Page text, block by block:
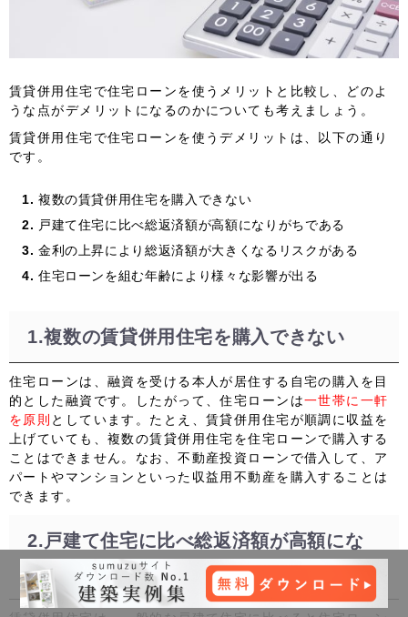
賃貸併用住宅で住宅ローンを使うメリットと比較し、どのよ
うな点がデメリットになるのかについても考えましょう。
賃貸併用住宅で住宅ローンを使うデメリットは、以下の通り
です。
複数の賃貸併用住宅を購入できない
戸建て住宅に比べ総返済額が高額になりがちである
金利の上昇により総返済額が大きくなるリスクがある
住宅ローンを組む年齢により様々な影響が出る
1.複数の賃貸併用住宅を購入できない
住宅ローンは、融資を受ける本人が居住する自宅の購入を目
的とした融資です。したがって、住宅ローンは一世帯に一軒
を原則 としています。たとえ、賃貸併用住宅が順調に収益を
上げていても、複数の賃貸併用住宅を住宅ローンで購入する
ことはできません。なお、不動産投資ローンで借入して、ア
パートやマンションといった収益用不動産を購入することは
できます。
2.戸建て住宅に比べ総返済額が高額にな
りがちである